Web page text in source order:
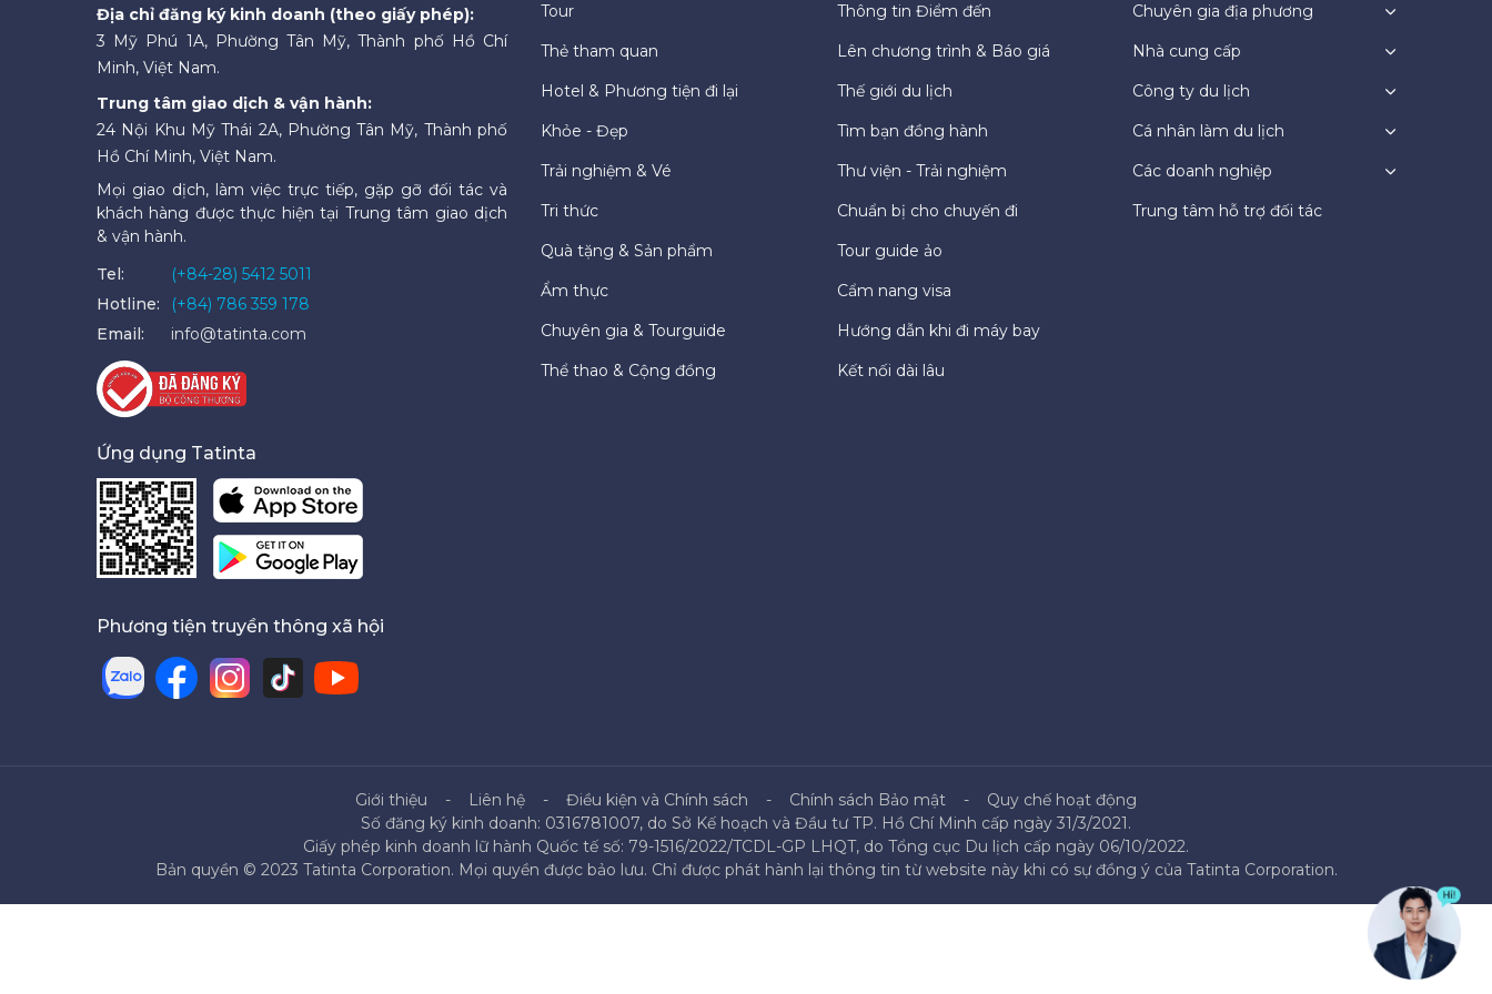
Địa chỉ đăng ký kinh doanh (theo giấy phép):
3 Mỹ Phú 1A, Phường Tân Mỹ, Thành phố Hồ Chí
Minh, Việt Nam.
Trung tâm giao dịch & vận hành:
24 Nội Khu Mỹ Thái 2A, Phường Tân Mỹ, Thành phố
Hồ Chí Minh, Việt Nam.
Mọi giao dịch, làm việc trực tiếp, gặp gỡ đối tác và
khách hàng được thực hiện tại Trung tâm giao dịch
& vận hành.
Tel:
(+84-28) 5412 5011
Hotline:
(+84) 786 359 178
Email:
info@tatinta.com
Ứng dụng Tatinta
Phương tiện truyền thông xã hội
Tour
Thẻ tham quan
Hotel & Phương tiện đi lại
Khỏe - Đẹp
Trải nghiệm & Vé
Tri thức
Quà tặng & Sản phẩm
Ẩm thực
Chuyên gia & Tourguide
Thể thao & Cộng đồng
Thông tin Điểm đến
Lên chương trình & Báo giá
Thế giới du lịch
Tìm bạn đồng hành
Thư viện - Trải nghiệm
Chuẩn bị cho chuyến đi
Tour guide ảo
Cẩm nang visa
Hướng dẫn khi đi máy bay
Kết nối dài lâu
Chuyên gia địa phương
Nhà cung cấp
Công ty du lịch
Cá nhân làm du lịch
Các doanh nghiệp
Trung tâm hỗ trợ đối tác
Giới thiệu Liên hệ Điều kiện và Chính sách Chính sách Bảo mật
Quy chế hoạt động
Số đăng ký kinh doanh: 0316781007, do Sở Kế hoạch và Đầu tư TP. Hồ Chí Minh cấp ngày 31/3/2021.
Giấy phép kinh doanh lữ hành Quốc tế số: 79-1516/2022/TCDL-GP LHQT, do Tổng cục Du lịch cấp ngày 06/10/2022.
Bản quyền © 2023 Tatinta Corporation. Mọi quyền được bảo lưu. Chỉ được phát hành lại thông tin từ website này khi có sự đồng ý của Tatinta Corporation.